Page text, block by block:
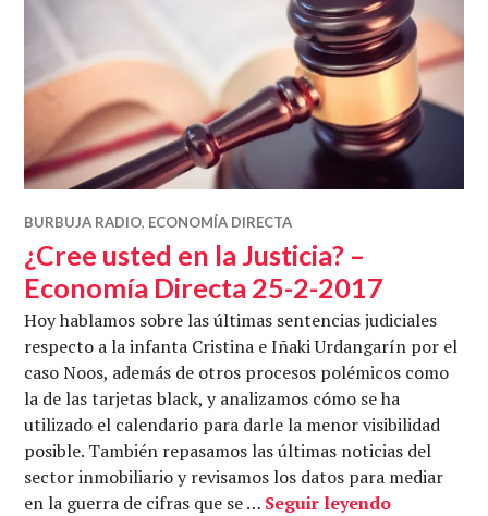
BURBUJA RADIO, ECONOMÍA DIRECTA
¿Cree usted en la Justicia? –
Economía Directa 25-2-2017
Hoy hablamos sobre las últimas sentencias judiciales
respecto a la infanta Cristina e Iñaki Urdangarín por el
caso Noos, además de otros procesos polémicos como
la de las tarjetas black, y analizamos cómo se ha
utilizado el calendario para darle la menor visibilidad
posible. También repasamos las últimas noticias del
sector inmobiliario y revisamos los datos para mediar
en la guerra de cifras que se … Seguir leyendo¿Cree